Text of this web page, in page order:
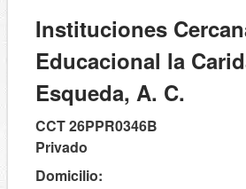
Instituciones
Educacional la
Esqueda, A. C.
CCT 26PPR0346B
Privado
Domicilio: